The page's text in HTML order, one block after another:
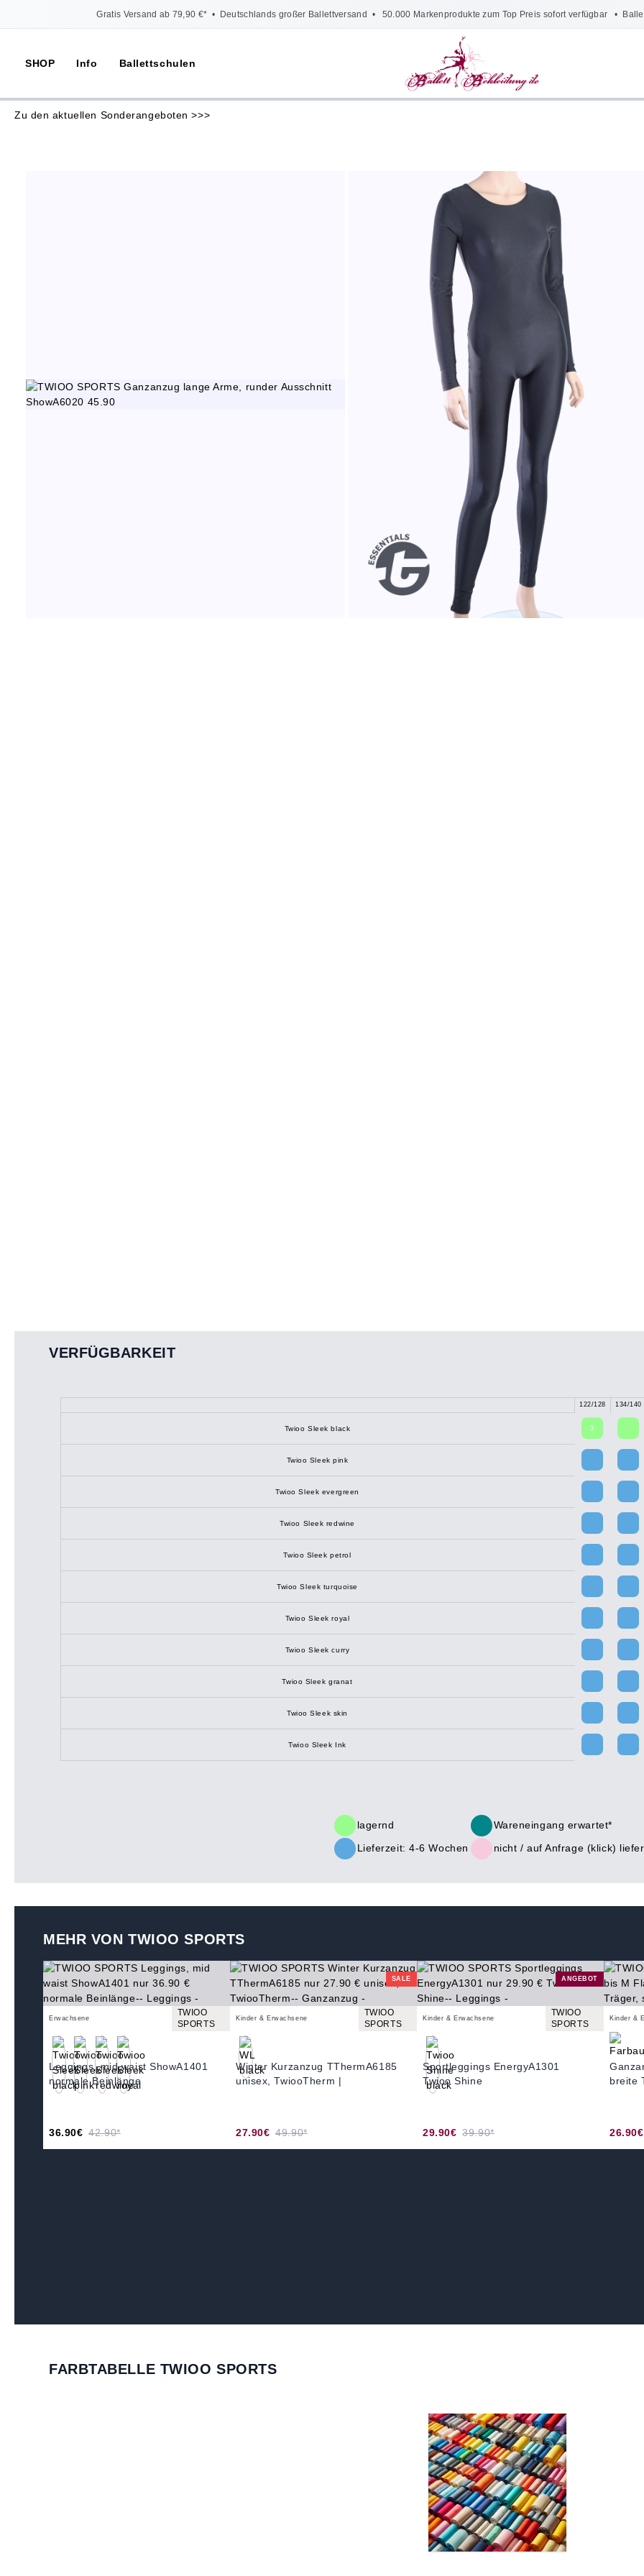
Gratis Versand ab 79,90 €* • Deutschlands großer Ballettversand • 50.000 Markenprodukte zum Top Preis sofort verfügbar •
SHOP Info Ballettschulen
Zu den aktuellen Sonderangeboten >>>
VERFÜGBARKEIT
122/128 134/140
Twioo Sleek black 3
Twioo Sleek pink
Twioo Sleek evergreen
Twioo Sleek redwine
Twioo Sleek petrol
Twioo Sleek turquoise
Twioo Sleek royal
Twioo Sleek curry
Twioo Sleek granat
Twioo Sleek skin
Twioo Sleek Ink
lagernd
Wareneingang erwartet*
Lieferzeit: 4-6 Wochen
nicht / auf Anfrage (klick)
MEHR VON TWIOO SPORTS
Erwachsene
TWIOO
SPORTS
Leggings, mid waist ShowA1401
normale Beinlänge
36.90€ 42.90*
SALE
Kinder & Erwachsene
TWIOO
SPORTS
Winter Kurzanzug TThermA6185
unisex, TwiooTherm |
27.90€ 49.90*
ANGEBOT
Kinder & Erwachsene
TWIOO
SPORTS
Sportleggings EnergyA1301
Twioo Shine
29.90€ 39.90*
Kinder &
breite
26.90€
FARBTABELLE TWIOO SPORTS